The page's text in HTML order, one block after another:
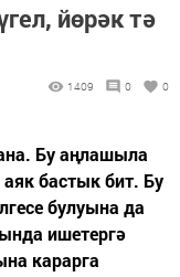
йөрәк тә
1409 0 0
Бу аңлашыла
бастык бит. Бу
булуына да
ишетергә
карарга